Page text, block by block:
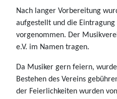
Nach langer Vorbereitung
aufgestellt und die
vorgenommen. Der
e.V. im Namen tragen.
Da Musiker gern feiern,
Bestehen des Vereins
der Feierlichkeiten wurden